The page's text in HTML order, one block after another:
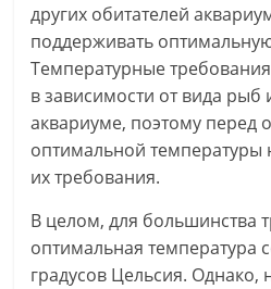
других обитателей
поддерживать
Температурные
в зависимости от вида рыб
аквариуме, поэтому перед
оптимальной температуры
их требования.
В целом, для большинства
оптимальная температура
градусов Цельсия.